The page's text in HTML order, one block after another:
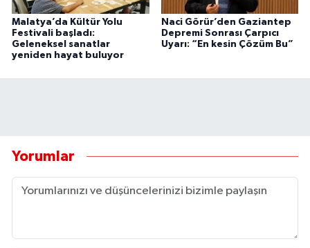
Malatya’da Kültür Yolu
Festivali başladı:
Geleneksel sanatlar
yeniden hayat buluyor
Naci Görür’den Gaziantep
Depremi Sonrası Çarpıcı
Uyarı: “En kesin Çözüm Bu”
Yorumlar